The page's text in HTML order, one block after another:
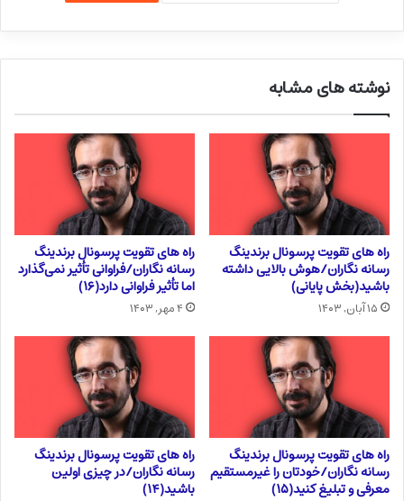
نوشته های مشابه
راه های تقویت پرسونال برندینگ
رسانه نگاران/هوش بالایی داشته
باشید(بخش پایانی)
۱۵ آبان, ۱۴۰۳
راه های تقویت پرسونال برندینگ
رسانه نگاران/فراوانی تأثیر نمی‌گذارد
اما تأثیر فراوانی دارد(۱۶)
۴ مهر, ۱۴۰۳
راه های تقویت پرسونال برندینگ
رسانه نگاران/خودتان را غیرمستقیم
معرفی و تبلیغ کنید(۱۵)
راه های تقویت پرسونال برندینگ
رسانه نگاران/در چیزی اولین
باشید(۱۴)